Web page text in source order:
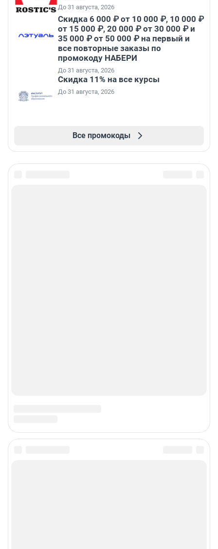
До 31 августа, 2026
Скидка 6 000 ₽ от 10 000 ₽, 10 000 ₽
от 15 000 ₽, 20 000 ₽ от 30 000 ₽ и
35 000 ₽ от 50 000 ₽ на первый и
все повторные заказы по
промокоду НАБЕРИ
До 31 августа, 2026
Скидка 11% на все курсы
До 31 августа, 2026
Все промокоды